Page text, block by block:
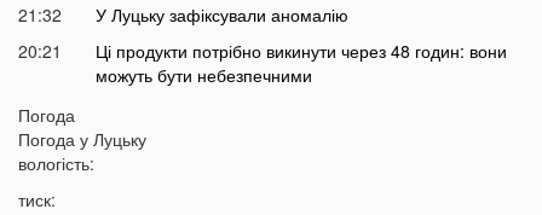
21:32
У Луцьку зафіксували аномалію
20:21
Ці продукти потрібно викинути через 48 годин: вони
можуть бути небезпечними
19:51
кого це стосується
19:20
Погода
Погода у Луцьку
вологість:
тиск: